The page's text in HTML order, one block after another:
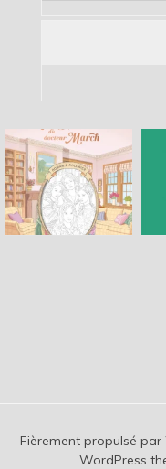
Fièrement propulsé par
WordPress